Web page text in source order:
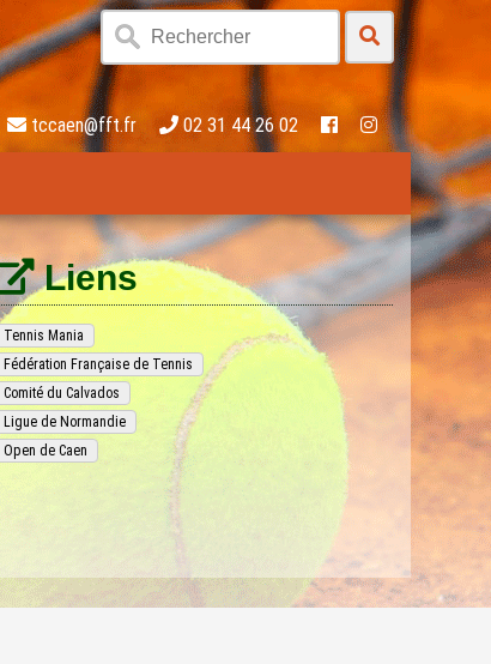
tccaen@fft.fr 02 31 44 26 02
Liens
Tennis Mania
Fédération Française de Tennis
Comité du Calvados
Ligue de Normandie
Open de Caen